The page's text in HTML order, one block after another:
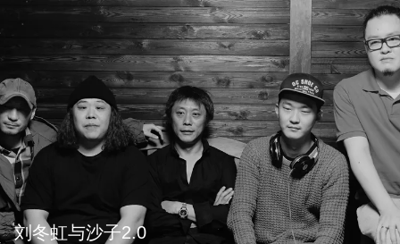
刘冬虹与沙子2.0